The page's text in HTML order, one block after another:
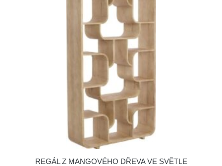
REGÁL Z MANGOVÉHO DŘEVA VE SVĚTLE